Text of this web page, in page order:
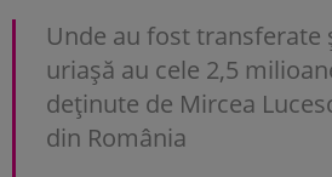
Unde au fost transferate
uriașă au cele 2,5
deținute de Mircea
din România